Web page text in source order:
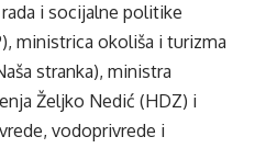
i socijalne politike
ministrica okoliša i turizma
stranka), ministra
Željko Nedić (HDZ) i
vodoprivrede i